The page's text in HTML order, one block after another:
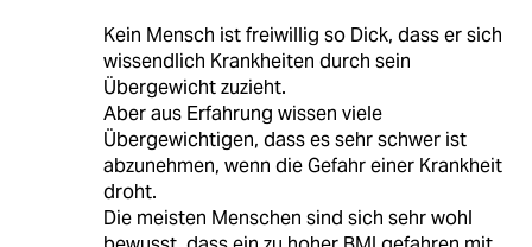
Kein Mensch ist freiwillig so Dick, dass er sich
wissendlich Krankheiten durch sein
Übergewicht zuzieht.
Aber aus Erfahrung wissen viele
Übergewichtigen, dass es sehr schwer ist
abzunehmen, wenn die Gefahr einer Krankheit
droht.
Die meisten Menschen sind sich sehr wohl